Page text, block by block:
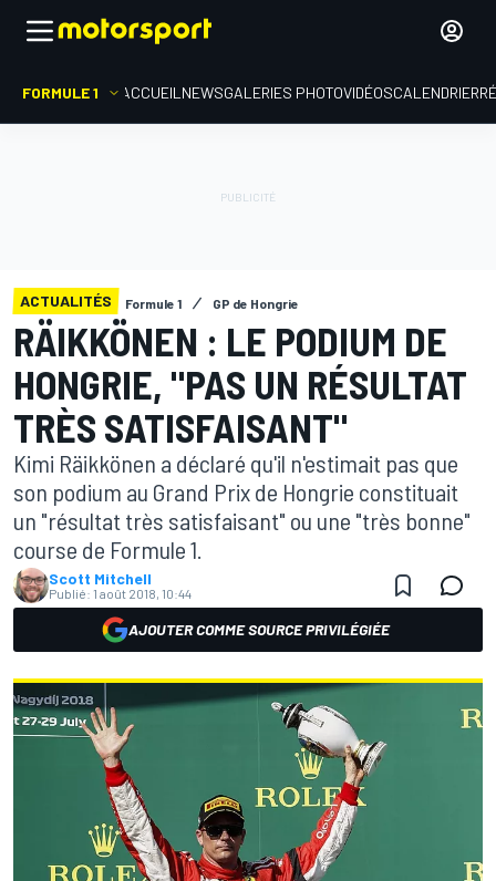
FORMULE 1 ACCUEIL NEWSGALERIES PHOTOVIDÉOSCALENDRIER
ACTUALITÉS Formule 1 GP de Hongrie
RÄIKKÖNEN : LE PODIUM DE
HONGRIE, "PAS UN RÉSULTAT
TRÈS SATISFAISANT"
Kimi Räikkönen a déclaré qu'il n'estimait pas que
son podium au Grand Prix de Hongrie constituait
un "résultat très satisfaisant" ou une "très bonne"
course de Formule 1.
Scott Mitchell
Publié: 1 août 2018, 10:44
AJOUTER COMME SOURCE PRIVILÉGIÉE